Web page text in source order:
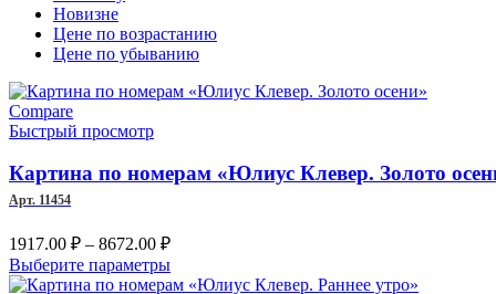
Новизне
Цене по возрастанию
Цене по убыванию
Compare
Быстрый просмотр
Картина по номерам «Юлиус Клевер. Золото
Арт. 11454
1917.00 ₽ – 8672.00 ₽Диапазон
цен:
1917.00 ₽
Выберите параметрыЭтот
товар